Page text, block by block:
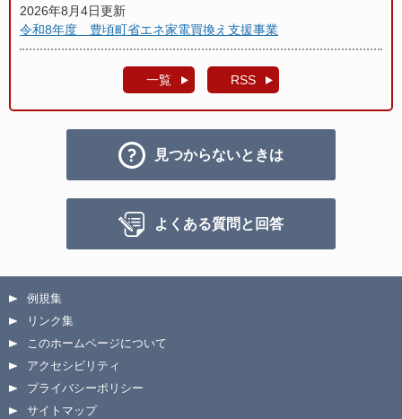
2026年8月4日更新
令和8年度 豊頃町省エネ家電買換え支援事業
一覧 RSS
見つからないときは
よくある質問と回答
例規集
リンク集
このホームページについて
アクセシビリティ
プライバシーポリシー
サイトマップ